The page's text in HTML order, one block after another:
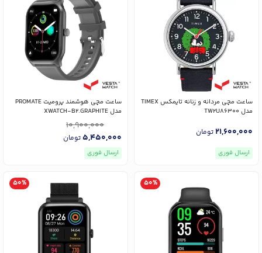
ساعت مچی مردانه و زنانه تایمکس TIMEX
مدل TW2U86300
21,600,000تومان
ارسال فوری
ساعت مچی هوشمند پرومیت PROMATE
مدل XWATCH-B2.GRAPHITE
10,900,000
5,450,000تومان
ارسال فوری
50%
50%